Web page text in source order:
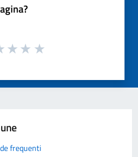
frequenti